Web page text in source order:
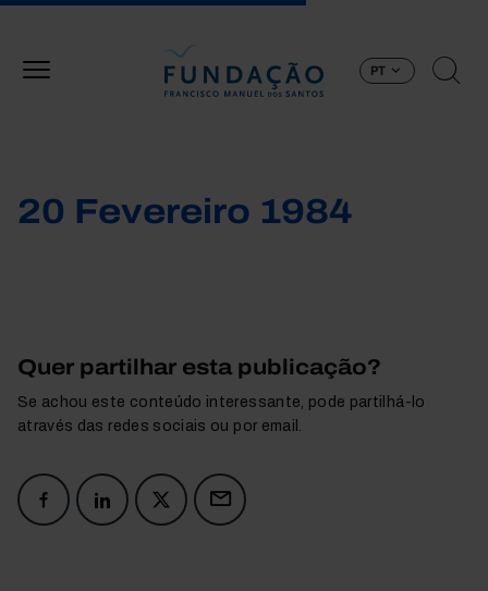
PT
20 Fevereiro 1984
Quer partilhar esta publicação?
Se achou este conteúdo interessante, pode partilhá-lo
através das redes sociais ou por email.